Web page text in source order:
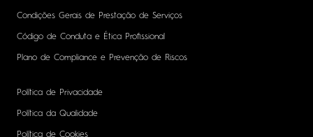
Condições Gerais de Prestação de Serviços
Código de Conduta e Ética Profissional
Plano de Compliance e Prevenção de Riscos
Política de Privacidade
Política da Qualidade
Política de Cookies